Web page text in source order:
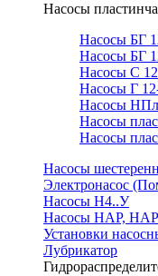
Насосы
Насосы БГ
Насосы БГ
Насосы С
Насосы Г
Насосы НПл
Насосы
Насосы
Насосы
Электронасос
Насосы Н4..У
Насосы НАР,
Установки
Лубрикатор